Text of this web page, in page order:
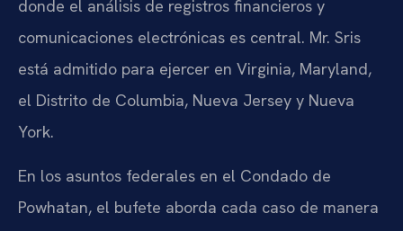
donde el análisis de registros financieros y
comunicaciones electrónicas es central. Mr. Sris
está admitido para ejercer en Virginia, Maryland,
el Distrito de Columbia, Nueva Jersey y Nueva
York.
En los asuntos federales en el Condado de
Powhatan, el bufete aborda cada caso de manera